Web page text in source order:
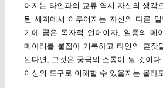
어지는 타인과의 교류 역시 자신의 생각
된 세계에서 이루어지는 자신의 다른
기에 꿈은 독자적 언어이자, 일종의 메
메아리를 붙잡아 기록하고 타인의 혼잣
된다면, 그것은 궁극의 소통이 될 것이
이성의 도구로 이해할 수 있을지는 몰라